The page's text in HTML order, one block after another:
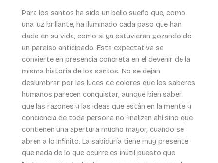
Para los santos ha sido un bello sueño que, como
una luz brillante, ha iluminado cada paso que han
dado en su vida, como si ya estuvieran gozando de
un paraíso anticipado. Esta expectativa se
convierte en presencia concreta en el devenir de la
misma historia de los santos. No se dejan
deslumbrar por las luces de colores que los saberes
humanos parecen conquistar, aunque bien saben
que las razones y las ideas que están en la mente y
conciencia de toda persona no finalizan ahí sino que
contienen una apertura mucho mayor, cuando se
abren a lo infinito. La sabiduría tiene muy presente
que nada de lo que ocurre es inútil puesto que